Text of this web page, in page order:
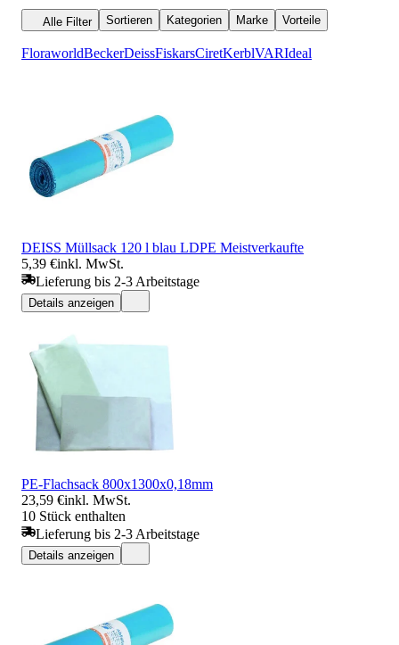
Alle Filter Sortieren Kategorien Marke Vorteile
FloraworldBeckerDeissFiskarsCiretKerblVARIdeal
DEISS Müllsack 120 l blau LDPE Meistverkaufte
5,39 €inkl. MwSt.
Lieferung bis 2-3 Arbeitstage
Details anzeigen
PE-Flachsack 800x1300x0,18mm
23,59 €inkl. MwSt.
10 Stück enthalten
Lieferung bis 2-3 Arbeitstage
Details anzeigen